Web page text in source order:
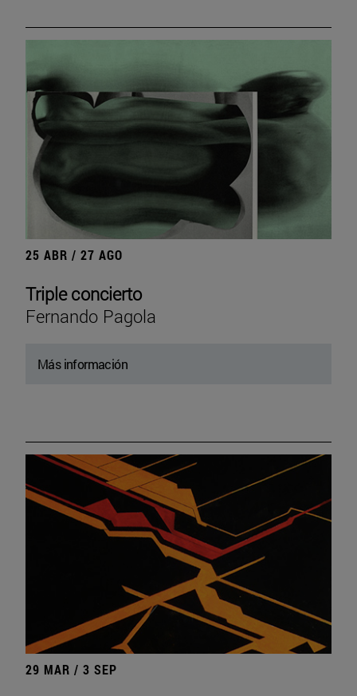
25 ABR / 27 AGO
Triple concierto
Fernando Pagola
Más información
29 MAR / 3 SEP